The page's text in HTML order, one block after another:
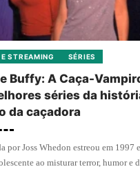
STREAMING SÉRIES
Buffy: A Caça-
séries da
da caçadora
por Joss Whedon estreou em 1997
ao misturar terror, humor e